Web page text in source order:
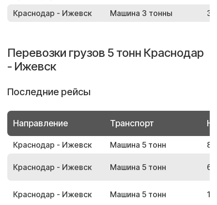
Краснодар - Ижевск
Машина 3 тонны
Перевозки грузов 5 тонн Краснодар
- Ижевск
Последние рейсы
Направление Транспорт
Краснодар - Ижевск Машина 5 тонн
Краснодар - Ижевск Машина 5 тонн
Краснодар - Ижевск Машина 5 тонн